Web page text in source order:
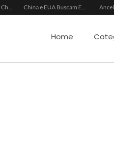
Xabi Alonso Assume Chelsea: Nova Estratégia Gerencial e Contrato Até 2030 China e EUA Buscam Expansão do Comércio Agrícola
Home